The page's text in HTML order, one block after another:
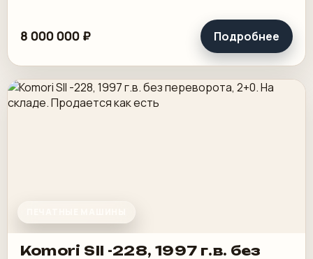
8 000 000 ₽ Подробнее
Komori SII -228, 1997 г.в. без